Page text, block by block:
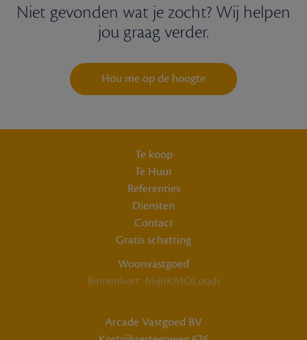
Niet gevonden wat je zocht? Wij helpen
jou graag verder.
Hou me op de hoogte
Te koop
Te Huur
Referenties
Diensten
Contact
Gratis schatting
Woonvastgoed
Binnenkort: MijnKMOLoods
Arcade Vastgoed BV